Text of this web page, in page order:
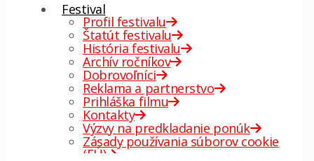
Festival
Profil festivalu
Štatút festivalu
História festivalu
Archív ročníkov
Dobrovoľníci
Reklama a partnerstvo
Prihláška filmu
Kontakty
Výzvy na predkladanie ponúk
Zásady používania súborov cookie
(EÚ)